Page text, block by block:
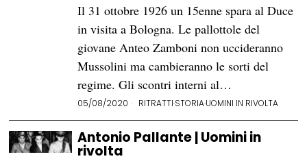
Il 31 ottobre 1926 un 15enne spara al Duce
in visita a Bologna. Le pallottole del
giovane Anteo Zamboni non uccideranno
Mussolini ma cambieranno le sorti del
regime. Gli scontri interni al…
05/08/2020 RITRATTI·STORIA·UOMINI IN RIVOLTA
Antonio Pallante | Uomini in
rivolta